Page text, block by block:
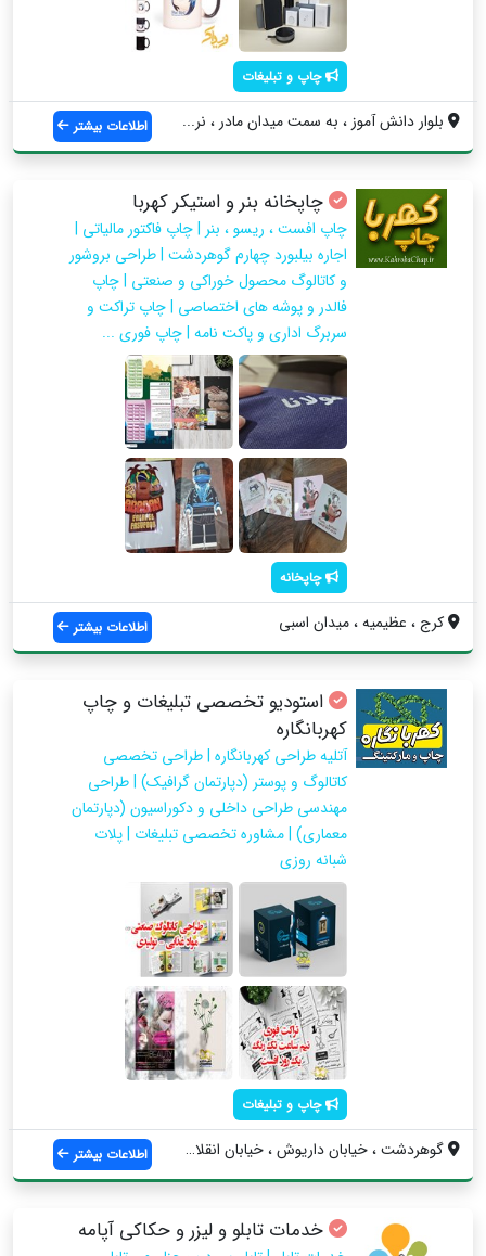
چاپ و تبلیغات
بلوار دانش آموز ، به سمت میدان مادر ، نر... اطلاعات بیشتر
چاپخانه بنر و استیکر کهربا
چاپ افست ، ریسو ، بنر | چاپ فاکتور مالیاتی |
اجاره بیلبورد چهارم گوهردشت | طراحی بروشور
و کاتالوگ محصول خوراکی و صنعتی | چاپ
فالدر و پوشه های اختصاصی | چاپ تراکت و
سربرگ اداری و پاکت نامه | چاپ فوری ...
چاپخانه
کرج ، عظیمیه ، میدان اسبی اطلاعات بیشتر
استودیو تخصصی تبلیغات و چاپ
کهربانگاره
آتلیه طراحی کهربانگاره | طراحی تخصصی
کاتالوگ و پوستر (دپارتمان گرافیک) | طراحی
مهندسی طراحی داخلی و دکوراسیون (دپارتمان
معماری) | مشاوره تخصصی تبلیغات | پلات
شبانه روزی
چاپ و تبلیغات
گوهردشت ، خیابان داریوش ، خیابان انقلاب ... اطلاعات بیشتر
خدمات تابلو و لیزر و حکاکی آپامه